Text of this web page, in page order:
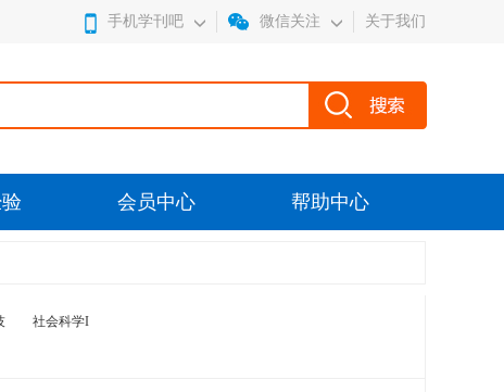
手机学刊吧 微信关注 关于我们
会员中心 帮助中心
社会科学I